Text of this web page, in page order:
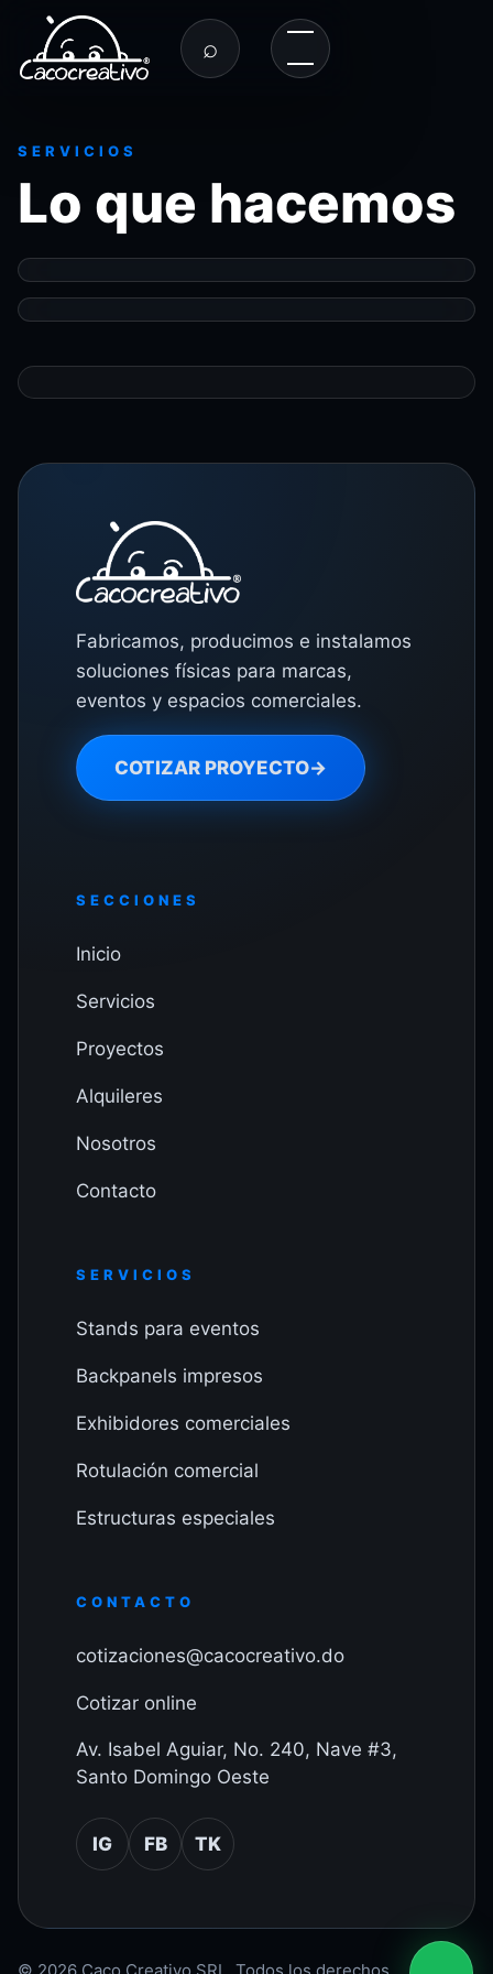
⌕
SERVICIOS
Lo que hacemos
Fabricamos, producimos e instalamos
soluciones físicas para marcas,
eventos y espacios comerciales.
COTIZAR PROYECTO→
SECCIONES
Inicio
Servicios
Proyectos
Alquileres
Nosotros
Contacto
SERVICIOS
Stands para eventos
Backpanels impresos
Exhibidores comerciales
Rotulación comercial
Estructuras especiales
CONTACTO
cotizaciones@cacocreativo.do
Cotizar online
Av. Isabel Aguiar, No. 240, Nave #3,
Santo Domingo Oeste
IG FB TK